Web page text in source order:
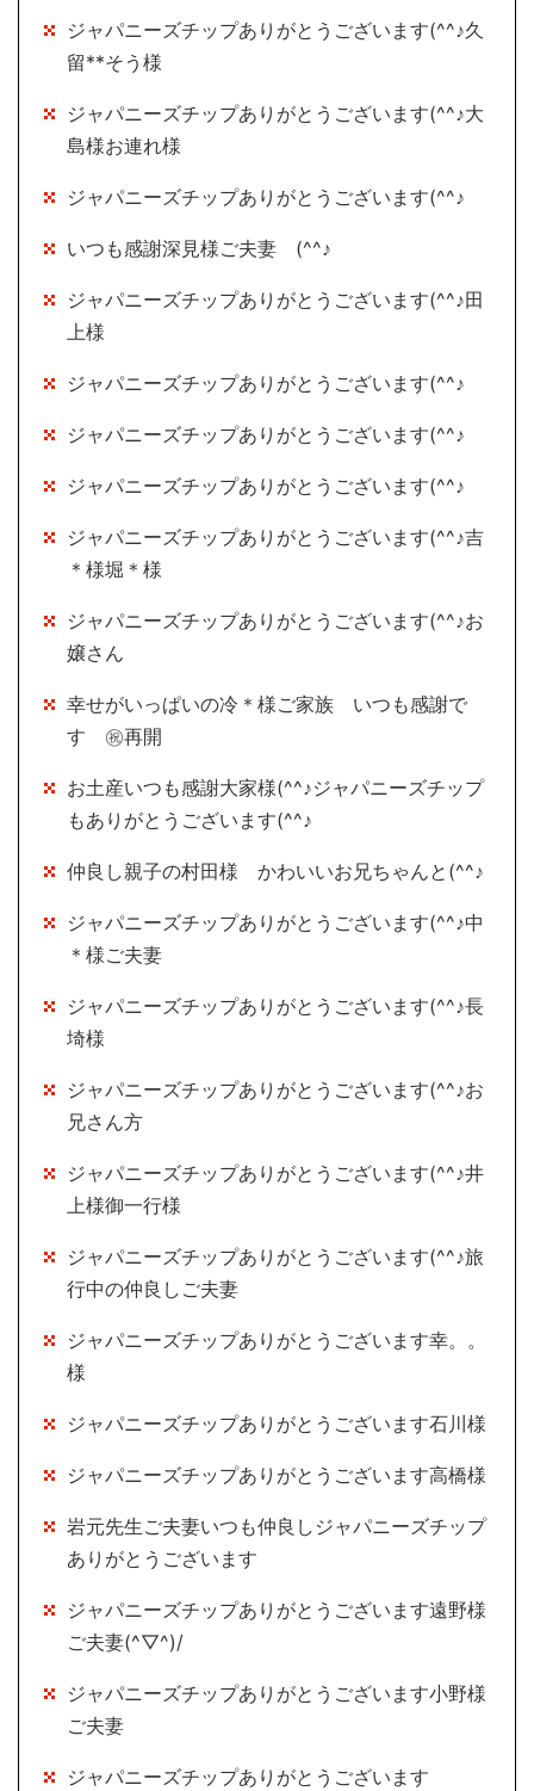
ジャパニーズチップありがとうございます(^^♪久
留**そう様
ジャパニーズチップありがとうございます(^^♪大
島様お連れ様
ジャパニーズチップありがとうございます(^^♪
いつも感謝深見様ご夫妻 (^^♪
ジャパニーズチップありがとうございます(^^♪田
上様
ジャパニーズチップありがとうございます(^^♪
ジャパニーズチップありがとうございます(^^♪
ジャパニーズチップありがとうございます(^^♪
ジャパニーズチップありがとうございます(^^♪吉
＊様堀＊様
ジャパニーズチップありがとうございます(^^♪お
嬢さん
幸せがいっぱいの冷＊様ご家族 いつも感謝で
す ㊗再開
お土産いつも感謝大家様(^^♪ジャパニーズチップ
もありがとうございます(^^♪
仲良し親子の村田様 かわいいお兄ちゃんと(^^♪
ジャパニーズチップありがとうございます(^^♪中
＊様ご夫妻
ジャパニーズチップありがとうございます(^^♪長
埼様
ジャパニーズチップありがとうございます(^^♪お
兄さん方
ジャパニーズチップありがとうございます(^^♪井
上様御一行様
ジャパニーズチップありがとうございます(^^♪旅
行中の仲良しご夫妻
ジャパニーズチップありがとうございます幸。。
様
ジャパニーズチップありがとうございます石川様
ジャパニーズチップありがとうございます高橋様
岩元先生ご夫妻いつも仲良しジャパニーズチップ
ありがとうございます
ジャパニーズチップありがとうございます遠野様
ご夫妻(^▽^)/
ジャパニーズチップありがとうございます小野様
ご夫妻
ジャパニーズチップありがとうございます